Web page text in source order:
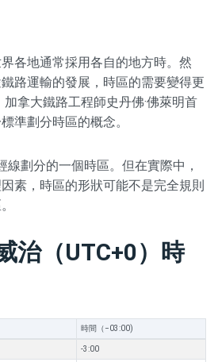
各地通常採用各自的地方時。然
路運輸的發展，時區的需要變得更
拿大鐵路工程師史丹佛·佛萊明首
準劃分時區的概念。
線劃分的一個時區。但在實際中，
素，時區的形狀可能不是完全規則
治（UTC+0）時
時間（−03:00)
-3:00